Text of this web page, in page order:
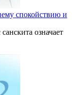
спокойствию и
означает